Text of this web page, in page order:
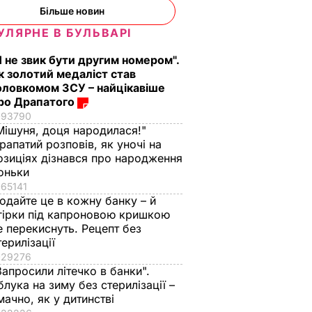
як
у
Укргідрометцентр
оголосив штормове
попередження на 18
грудня у 12 областях
про
Кулеба пояснив,
Більше новин
В БУЛЬВАРІ
не звик бути другим номером".
золотий медаліст став
ЗСУ – найцікавіше
Драпатого
93790
доця народилася!"
розповів, як уночі на
дізнався про народження
65141
це в кожну банку – й
під капроновою кришкою
перекиснуть. Рецепт без
29276
літечко в банки".
на зиму без стерилізації –
як у дитинстві